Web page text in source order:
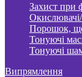
Захист при
Порошок,
Тонуючі
Тонуючі
Випрямлення